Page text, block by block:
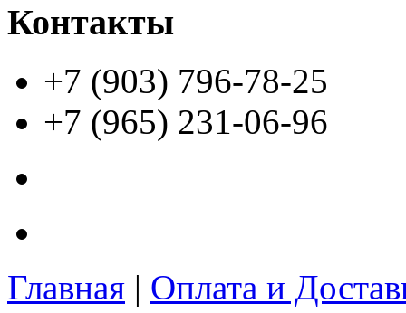
Контакты
+7 (903) 796-78-25
+7 (965) 231-06-96
Главная | Оплата и